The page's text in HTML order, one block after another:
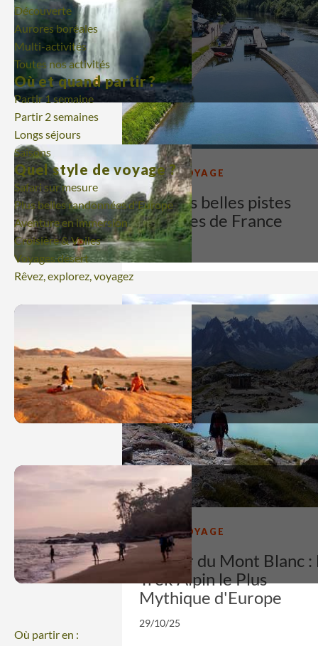
Où partir en :
Découverte
Aurores boréales
Multi-activités
Toutes nos activités
Où et quand partir ?
Partir 1 semaine
Partir 2 semaines
Longs séjours
Saisons
Quel style de voyage ?
Safari sur mesure
Plus belles randonnées d'Europe
Aventure en immersion
Croisière & Voiles
Voyages désert
Rêvez, explorez, voyagez
IDÉES VOYAGE
Les plus belles pistes
cyclables de France
18/03/26
IDÉES VOYAGE
Le Tour du Mont Blanc :
Trek Alpin le Plus
Mythique d'Europe
29/10/25